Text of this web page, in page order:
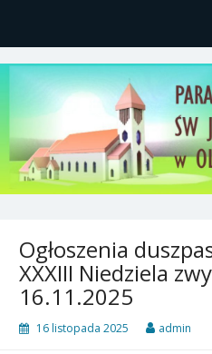
Parafia św,
Gutkowo, ul. Żółkiewskiego 1
Ogłoszenia
XXXIII Niedziela
16.11.2025
16 listopada 2025 admin